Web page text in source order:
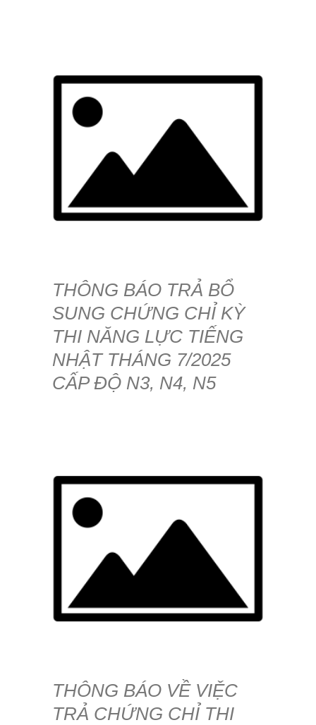
THÔNG BÁO TRẢ BỔ
SUNG CHỨNG CHỈ KỲ
THI NĂNG LỰC TIẾNG
NHẬT THÁNG 7/2025
CẤP ĐỘ N3, N4, N5
THÔNG BÁO VỀ VIỆC
TRẢ CHỨNG CHỈ THI